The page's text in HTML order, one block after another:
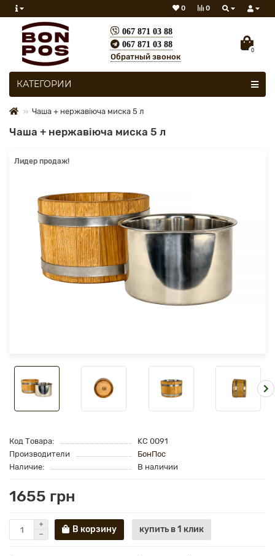
0
0
067 871 03 88
067 871 03 88
Обратный звонок
0
Все категории
КАТЕГОРИИ
Чаша + нержавіюча миска 5 л
Чаша + нержавіюча миска 5 л
Лидер продаж!
Код Товара:
KC 0091
Производители
БонПос
Наличие:
В наличии
1655 грн
В корзину купить в 1 клик